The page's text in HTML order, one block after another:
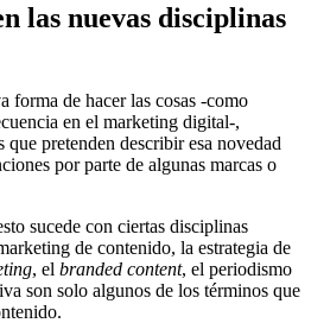
las nuevas disciplinas
forma de hacer las cosas -como
en el marketing digital-,
que pretenden describir esa novedad
por parte de algunas marcas o
sucede con ciertas disciplinas
de contenido, la estrategia de
, el branded content, el periodismo
son solo algunos de los términos que